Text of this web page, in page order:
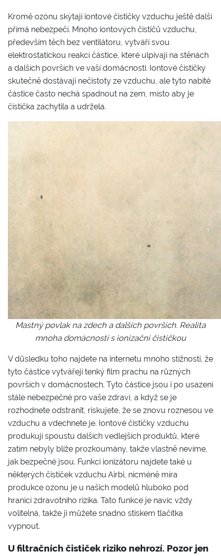
Kromě ozónu skýtají iontové čističky vzduchu ještě další
přímá nebezpečí. Mnoho iontových čističů vzduchu,
především těch bez ventilátoru, vytváří svou
elektrostatickou reakcí částice, které ulpívají na stěnách
a dalších površích ve vaší domácnosti. Iontové čističky
skutečně dostávají nečistoty ze vzduchu, ale tyto nabité
částice často nechá spadnout na zem, místo aby je
čistička zachytila a udržela.
Mastný povlak na zdech a dalších površích. Realita
mnoha domácností s ionizační čističkou
V důsledku toho najdete na internetu mnoho stížností, že
tyto částice vytvářejí tenký film prachu na různých
površích v domácnostech. Tyto částice jsou i po usazení
stále nebezpečné pro vaše zdraví, a když se je
rozhodnete odstranit, riskujete, že se znovu roznesou ve
vzduchu a vdechnete je. Iontové čističky vzduchu
produkují spoustu dalších vedlejších produktů, které
zatím nebyly blíže prozkoumány, takže vlastně nevíme,
jak bezpečné jsou. Funkci ionizátoru najdete také u
některých čističek vzduchu Airbi, nicméně míra
produkce ozonu je u našich modelů hluboko pod
hranicí zdravotního rizika. Tato funkce je navíc vždy
volitelná, takže ji můžete snadno stiskem tlačítka
vypnout.
U filtračních čističek riziko nehrozí. Pozor jen